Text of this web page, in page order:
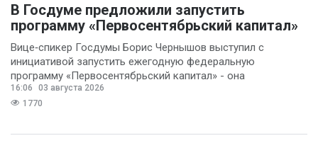
В Госдуме предложили запустить
программу «Первосентябрьский капитал»
Вице‑спикер Госдумы Борис Чернышов выступил с
инициативой запустить ежегодную федеральную
программу «Первосентябрьский капитал» - она
предполагает
16:06
03 августа 2026
1770